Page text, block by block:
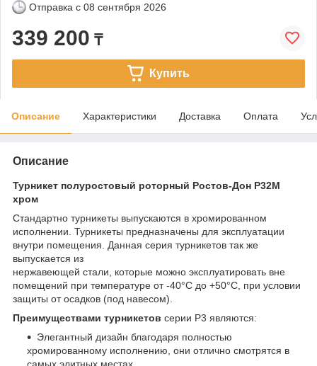
Отправка с 08 сентября 2026
339 200 ₸
Купить
Описание Характеристики Доставка Оплата
Описание
Турникет полуростовый роторный Ростов-Дон Р32М
хром
Стандартно турникеты выпускаются в хромированном
исполнении. Турникеты предназначены для эксплуатации
внутри помещения. Данная серия турникетов так же
выпускается из
нержавеющей стали, которые можно эксплуатировать вне
помещений при температуре от -40°С до +50°С, при условии
защиты от осадков (под навесом).
Преимуществами турникетов серии Р3 являются:
Элегантный дизайн благодаря полностью
хромированному исполнению, они отлично смотрятся в
самых элитных местах